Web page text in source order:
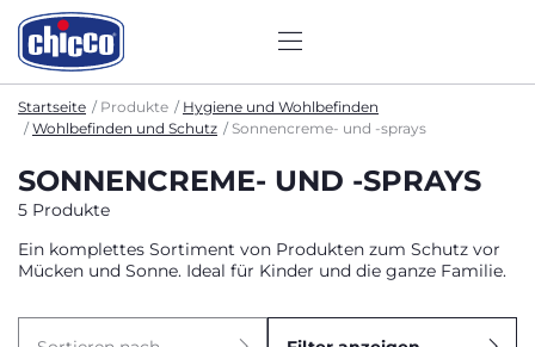
Startseite Produkte
Hygiene und Wohlbefinden
Wohlbefinden und Schutz
Sonnencreme- und -sprays
SONNENCREME- UND -SPRAYS
5 Produkte
Ein komplettes Sortiment von Produkten zum Schutz vor
Mücken und Sonne. Ideal für Kinder und die ganze Familie.